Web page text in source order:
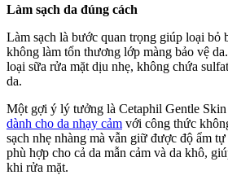
Làm sạch da đúng cách
Làm sạch là bước quan trọng giúp loại bỏ
không làm tổn thương lớp màng bảo vệ
loại sữa rửa mặt dịu nhẹ, không chứa
da.
Một gợi ý lý tưởng là Cetaphil Gentle Skin
dành cho da nhạy cảm với công thức
sạch nhẹ nhàng mà vẫn giữ được độ ẩm
phù hợp cho cả da mẫn cảm và da khô,
khi rửa mặt.